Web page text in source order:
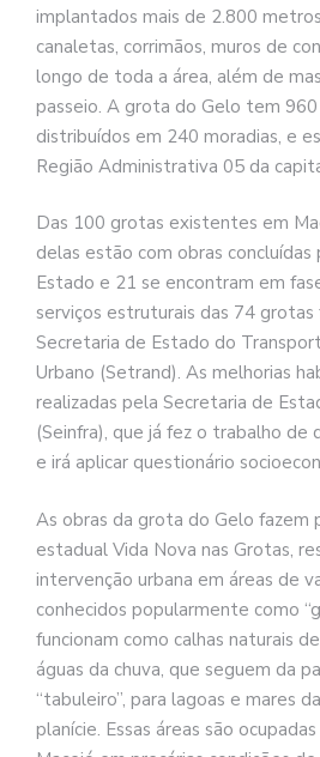
implantados mais de 2.800
canaletas, corrimãos, muros de
longo de toda a área, além de
passeio. A grota do Gelo tem
distribuídos em 240 moradias, e
Região Administrativa 05 da
Das 100 grotas existentes em
delas estão com obras
Estado e 21 se encontram em
serviços estruturais das 74
Secretaria de Estado do
Urbano (Setrand). As melhorias
realizadas pela Secretaria de
(Seinfra), que já fez o trabalho de
e irá aplicar questionário
As obras da grota do Gelo fazem
estadual Vida Nova nas Grotas,
intervenção urbana em áreas de
conhecidos popularmente como
funcionam como calhas naturais
águas da chuva, que seguem da
“tabuleiro”, para lagoas e mares
planície. Essas áreas são